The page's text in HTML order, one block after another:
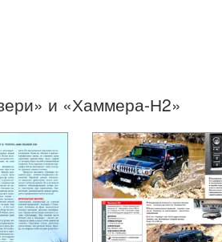
и «Хаммера-Н2»